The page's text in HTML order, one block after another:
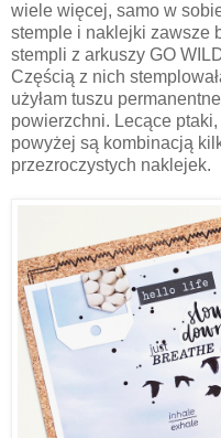
wiele więcej, samo w
stemple i naklejki zawsze
stempli z arkuszy GO
Częścią z nich
użyłam tuszu
powierzchni. Lecące
powyżej są kombinacją
przezroczystych naklejek.